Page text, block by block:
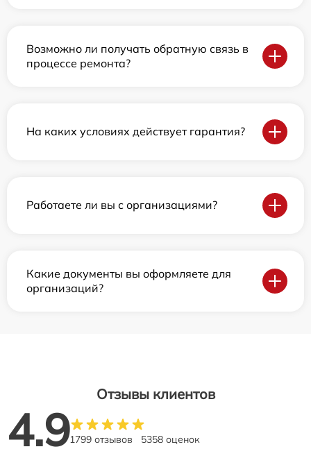
Возможно ли получать обратную связь в
процессе ремонта?
На каких условиях действует гарантия?
Работаете ли вы с организациями?
Какие документы вы оформляете для
организаций?
Отзывы клиентов
4.91799 отзывов 5358 оценок